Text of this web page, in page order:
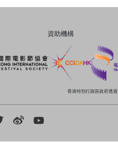
資助機構
香港特別行政區政府透